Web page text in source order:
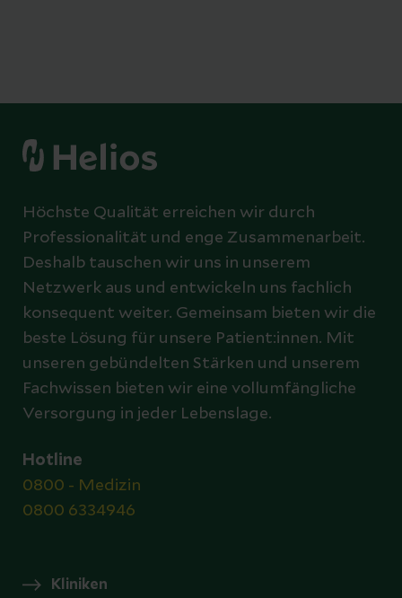
Höchste Qualität erreichen wir durch
Professionalität und enge Zusammenarbeit.
Deshalb tauschen wir uns in unserem
Netzwerk aus und entwickeln uns fachlich
konsequent weiter. Gemeinsam bieten wir die
beste Lösung für unsere Patient:innen. Mit
unseren gebündelten Stärken und unserem
Fachwissen bieten wir eine vollumfängliche
Versorgung in jeder Lebenslage.
Hotline
0800 - Medizin
0800 6334946
Kliniken